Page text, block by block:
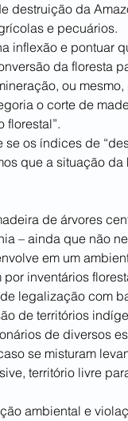
destruição da
e pecuários.
inflexão e pontuar
da floresta
ou
o corte de
florestal”.
se os índices de
que a situação
de árvores
– ainda que não
em um
inventários
legalização com
de territórios
de diversos
se misturam
território livre
ambiental e